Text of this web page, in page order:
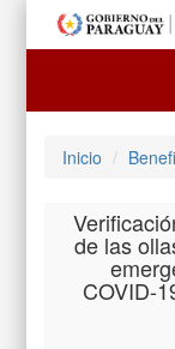
Inicio
de las
COVID-